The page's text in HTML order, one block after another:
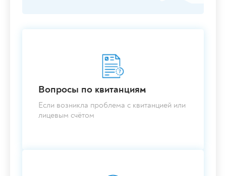
Вопросы по квитанциям
Если возникла проблема с квитанцией или
лицевым счётом